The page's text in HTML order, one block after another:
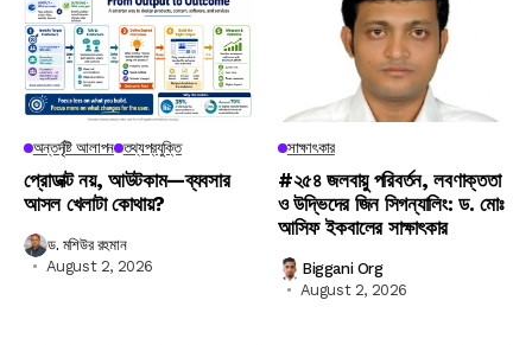
অন্তর্দৃষ্টি আলাপন তথ্যপ্রযুক্তি
প্রোডাক্ট নয়, আউটকাম—ব্যবসার
আসল খেলাটা কোথায়?
ড. মশিউর রহমান
August 2, 2026
সাক্ষাৎকার
#২৫৪ জলবায়ু পরিবর্তন, লবণাক্ততা
ও উদ্ভিদের জিন সিগন্যালিং: ড. মোঃ
আসিফ ইকবালের সাক্ষাৎকার
Biggani Org
August 2, 2026